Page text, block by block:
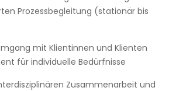
Prozessbegleitung (stationär bis
mit Klientinnen und Klienten
für individuelle Bedürfnisse
Zusammenarbeit und